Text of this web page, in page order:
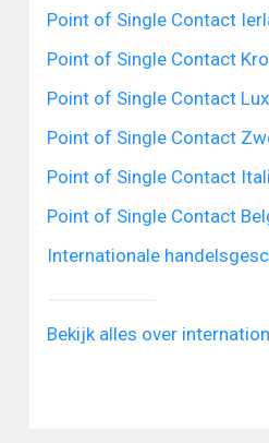
Point of Single Contact
Point of Single Contact
Point of Single Contact
Point of Single Contact
Point of Single Contact
Point of Single Contact
Internationale
Bekijk alles over